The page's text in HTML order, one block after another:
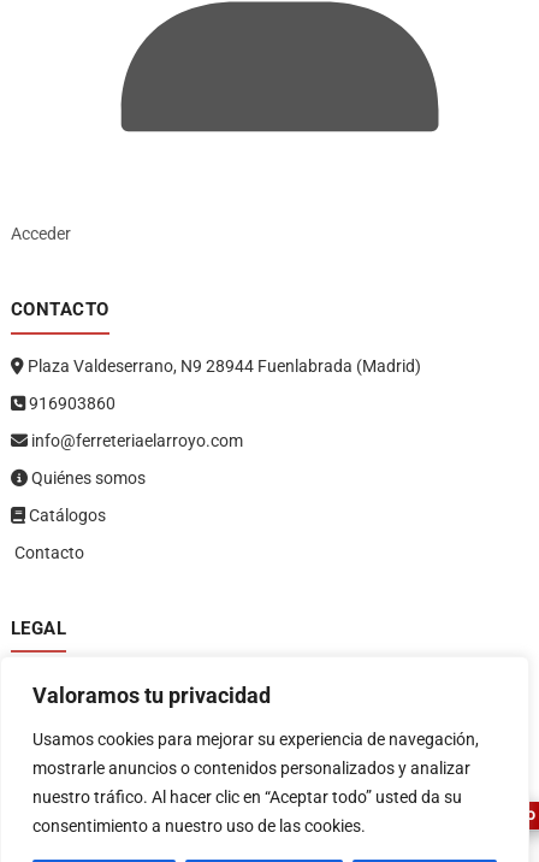
Valoramos tu privacidad
Usamos cookies para mejorar su experiencia de navegación,
mostrarle anuncios o contenidos personalizados y analizar
nuestro tráfico. Al hacer clic en “Aceptar todo” usted da su
consentimiento a nuestro uso de las cookies.
Acceder
CONTACTO
Plaza Valdeserrano, N9 28944 Fuenlabrada (Madrid)
916903860
info@ferreteriaelarroyo.com
Quiénes somos
Catálogos
Contacto
LEGAL
Política de privacidad
Política de devoluciones y reembolsos
Términos y condiciones
Aviso legal
ASESOR FERRETERO